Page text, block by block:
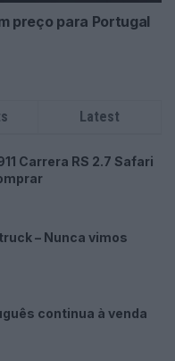
preço para Portugal
Latest
Carrera RS 2.7 Safari
– Nunca vimos
continua à venda